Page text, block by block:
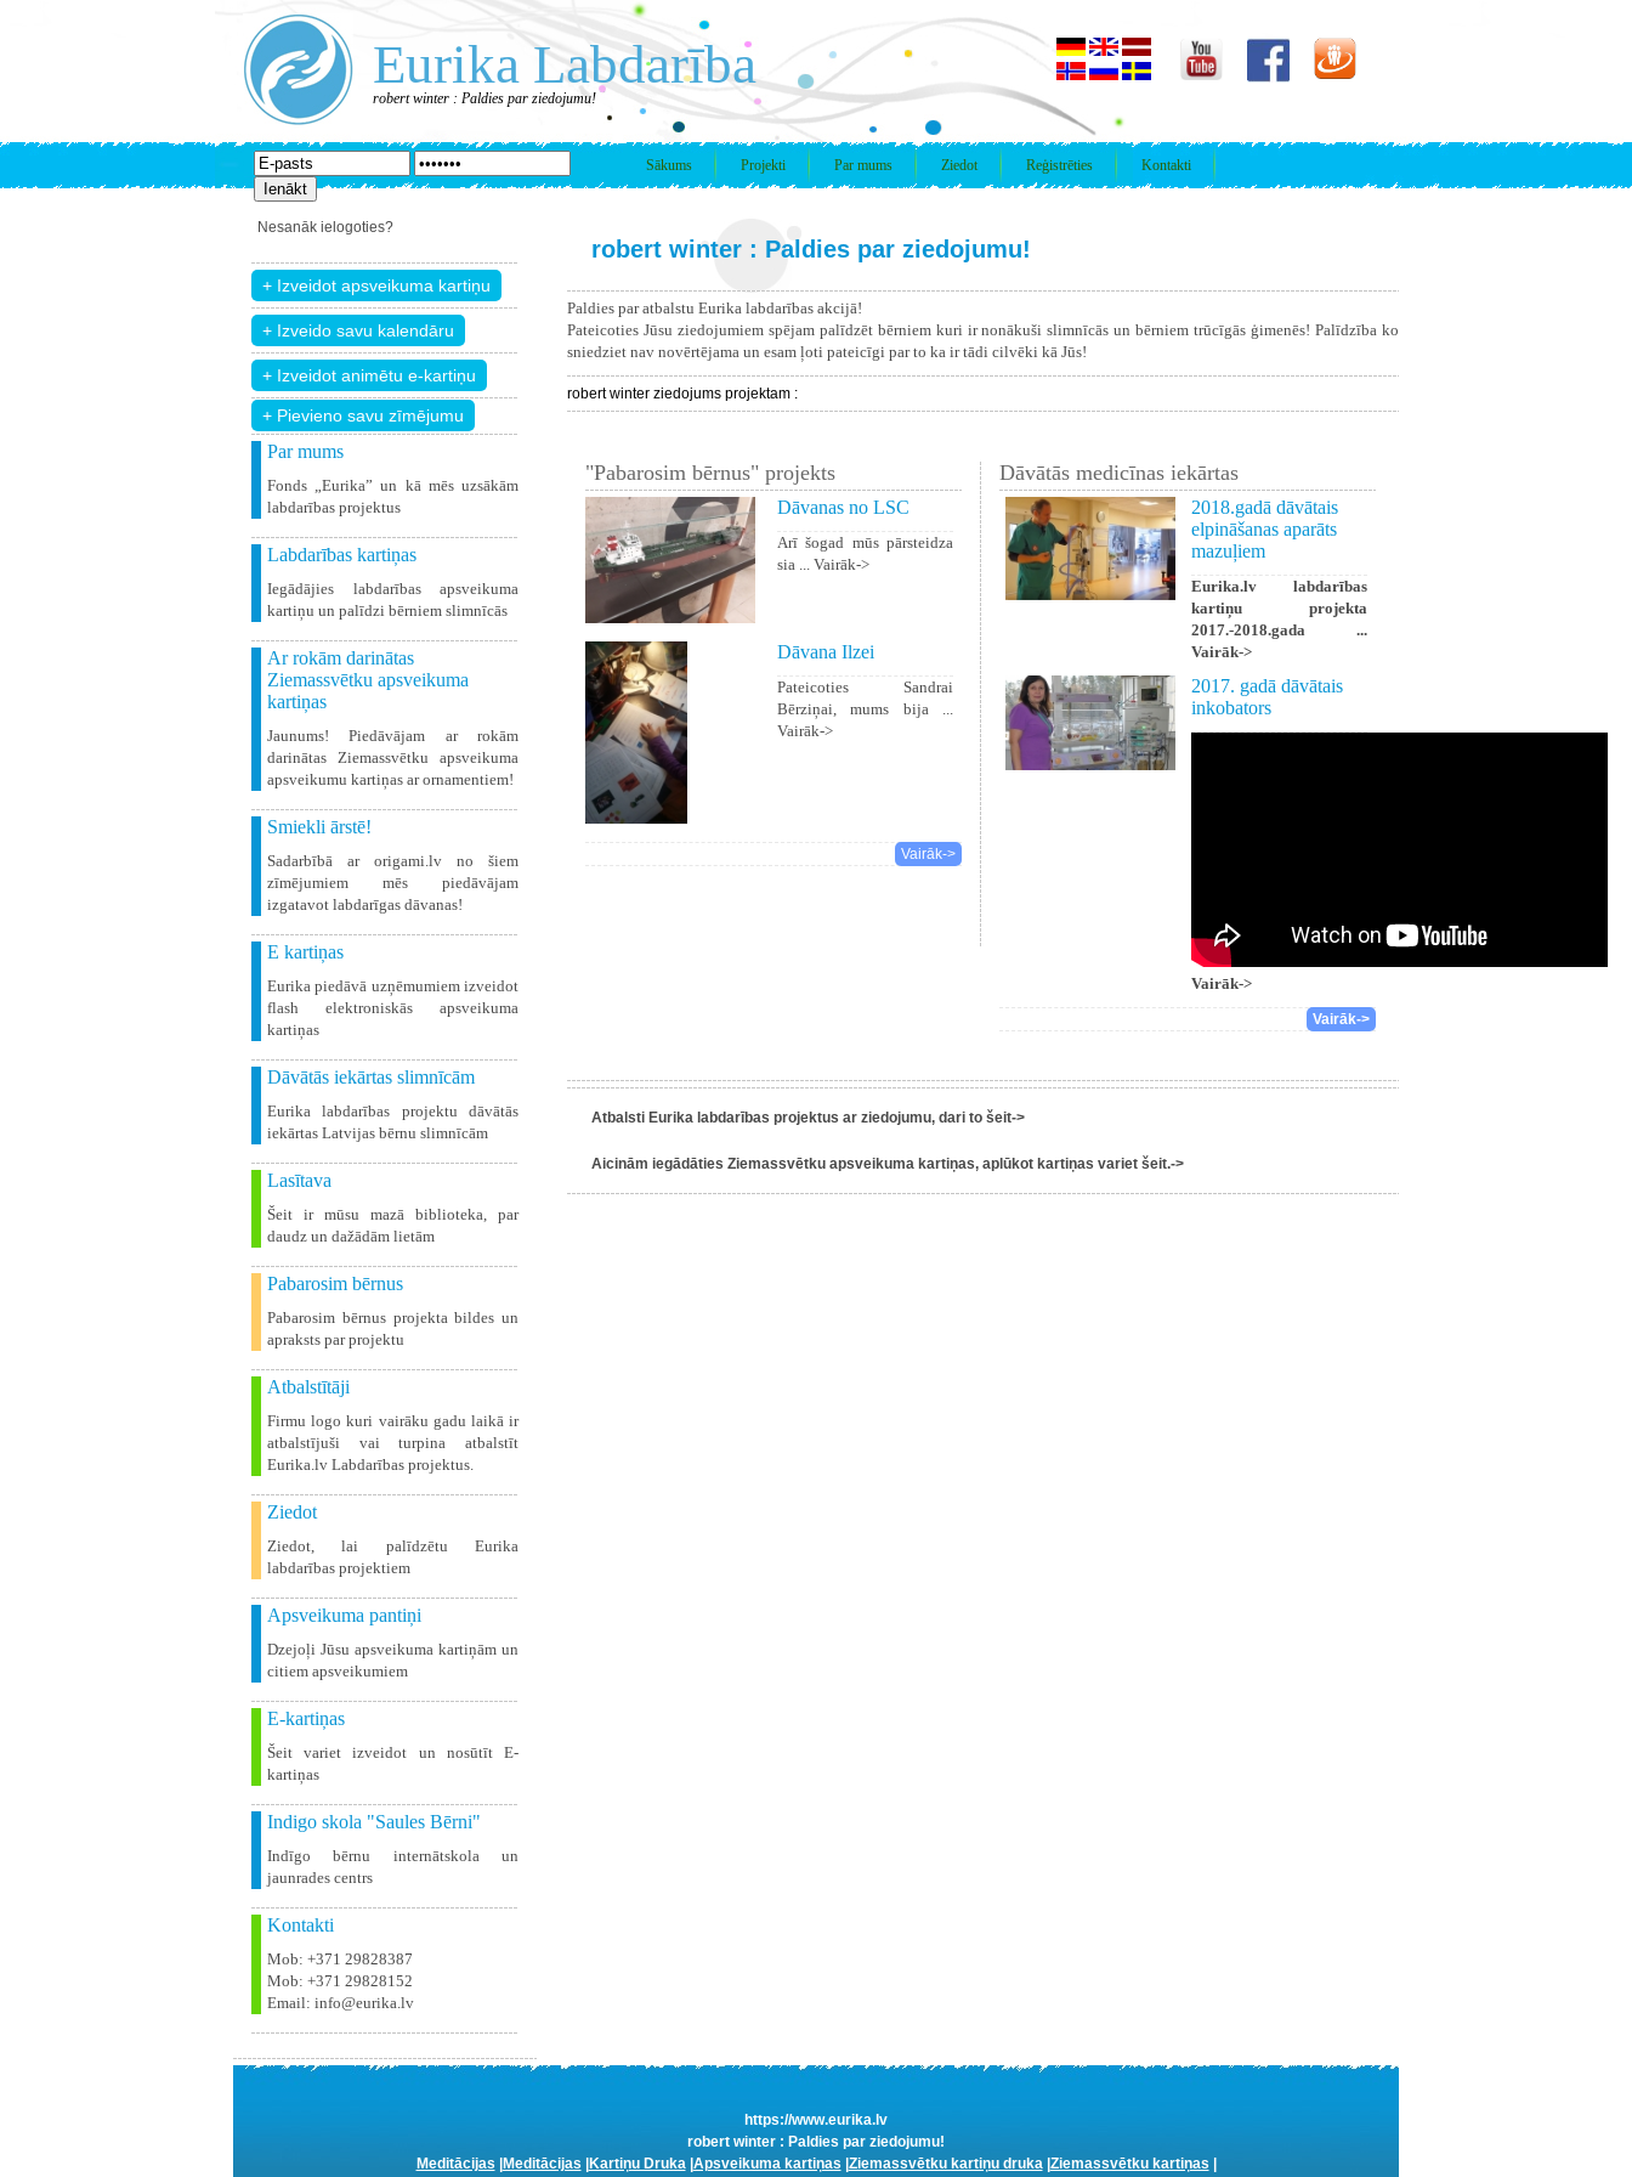
Eurika Labdarība
robert winter : Paldies par ziedojumu!
Sākums Projekti Par mums Ziedot Reģistrēties Kontakti
Nesanāk ielogoties?
+ Pievieno savu zīmējumu
Par mums
Fonds „Eurika” un kā mēs uzsākām
labdarības projektus
Labdarības kartiņas
Iegādājies labdarības apsveikuma
kartiņu un palīdzi bērniem slimnīcās
Ar rokām darinātas
Ziemassvētku apsveikuma
kartiņas
Jaunums! Piedāvājam ar rokām
darinātas Ziemassvētku apsveikuma
apsveikumu kartiņas ar ornamentiem!
Smiekli ārstē!
Sadarbībā ar origami.lv no šiem
zīmējumiem mēs piedāvājam
izgatavot labdarīgas dāvanas!
E kartiņas
Eurika piedāvā uzņēmumiem izveidot
flash elektroniskās apsveikuma
kartiņas
Dāvātās iekārtas slimnīcām
Eurika labdarības projektu dāvātās
iekārtas Latvijas bērnu slimnīcām
Lasītava
Šeit ir mūsu mazā biblioteka, par
daudz un dažādām lietām
Pabarosim bērnus
Pabarosim bērnus projekta bildes un
apraksts par projektu
Atbalstītāji
Firmu logo kuri vairāku gadu laikā ir
atbalstījuši vai turpina atbalstīt
Eurika.lv Labdarības projektus.
Ziedot
Ziedot, lai palīdzētu Eurika
labdarības projektiem
Apsveikuma pantiņi
Dzejoļi Jūsu apsveikuma kartiņām un
citiem apsveikumiem
E-kartiņas
Šeit variet izveidot un nosūtīt E-
kartiņas
Indigo skola "Saules Bērni"
Indīgo bērnu internātskola un
jaunrades centrs
Kontakti
Mob: +371 29828387
Mob: +371 29828152
Email: info@eurika.lv
robert winter : Paldies par ziedojumu!
Paldies par atbalstu Eurika labdarības akcijā!
Pateicoties Jūsu ziedojumiem spējam palīdzēt bērniem kuri ir nonākuši slimnīcās un bērniem trūcīgās ģimenēs! Palīdzība ko
sniedziet nav novērtējama un esam ļoti pateicīgi par to ka ir tādi cilvēki kā Jūs!
robert winter ziedojums projektam :
"Pabarosim bērnus" projekts
Dāvanas no LSC
Arī šogad mūs pārsteidza
sia ... Vairāk->
Dāvana Ilzei
Pateicoties Sandrai
Bērziņai, mums bija ...
Vairāk->
Vairāk->
Dāvātās medicīnas iekārtas
2018.gadā dāvātais
elpināšanas aparāts
mazuļiem
Eurika.lv labdarības
kartiņu projekta
2017.-2018.gada ...
Vairāk->
2017. gadā dāvātais
inkobators
Vairāk->
Vairāk->
Atbalsti Eurika labdarības projektus ar ziedojumu, dari to šeit->
Aicinām iegādāties Ziemassvētku apsveikuma kartiņas, aplūkot kartiņas variet šeit.->
https://www.eurika.lv
robert winter : Paldies par ziedojumu!
Meditācijas
Meditācijas Kartiņu Druka| Apsveikuma kartiņas Ziemassvētku kartiņu druka| Ziemassvētku kartiņas